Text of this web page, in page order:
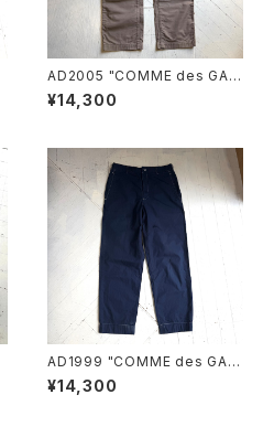
AD2005 "COMME des GAR
ÇONS HOMME“ cotton pan
ts
¥14,300
AD1999 "COMME des GAR
ÇONS HOMME" pants
¥14,300